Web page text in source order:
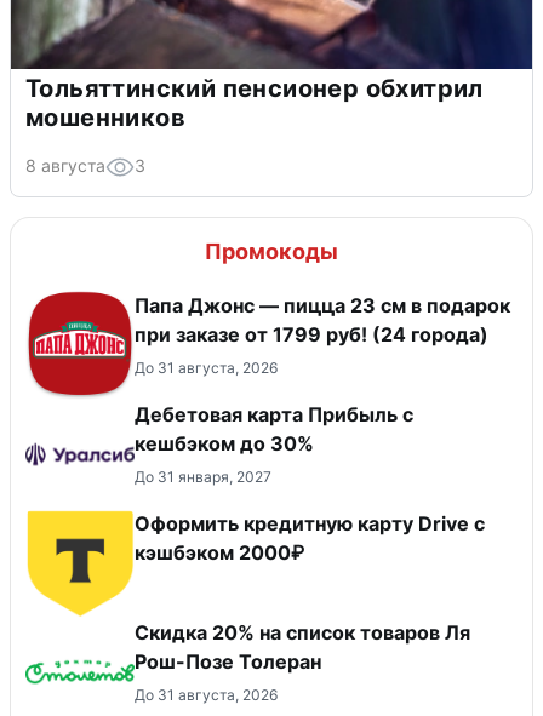
Тольяттинский пенсионер обхитрил
мошенников
8 августа 3
Промокоды
Папа Джонс — пицца 23 см в подарок
при заказе от 1799 руб! (24 города)
До 31 августа, 2026
Дебетовая карта Прибыль с
кешбэком до 30%
До 31 января, 2027
Оформить кредитную карту Drive с
кэшбэком 2000₽
Скидка 20% на список товаров Ля
Рош-Позе Толеран
До 31 августа, 2026